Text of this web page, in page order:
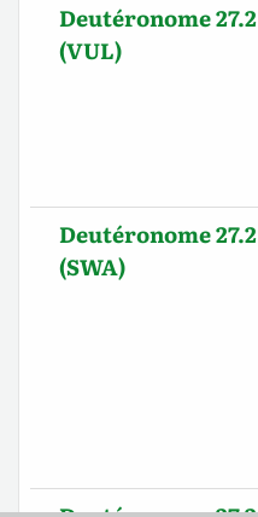
Deutéronome 27.2
(VUL)
Deutéronome 27.2
(SWA)